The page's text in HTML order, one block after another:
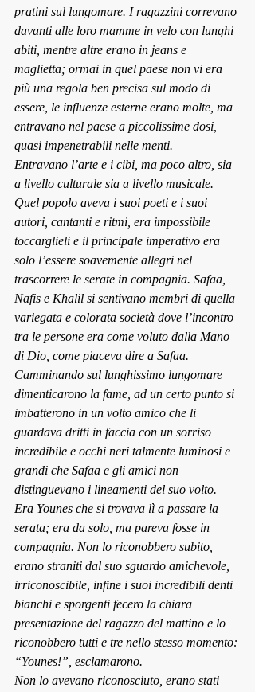
pratini sul lungomare. I ragazzini correvano
davanti alle loro mamme in velo con lunghi
abiti, mentre altre erano in jeans e
maglietta; ormai in quel paese non vi era
più una regola ben precisa sul modo di
essere, le influenze esterne erano molte, ma
entravano nel paese a piccolissime dosi,
quasi impenetrabili nelle menti.
Entravano l’arte e i cibi, ma poco altro, sia
a livello culturale sia a livello musicale.
Quel popolo aveva i suoi poeti e i suoi
autori, cantanti e ritmi, era impossibile
toccarglieli e il principale imperativo era
solo l’essere soavemente allegri nel
trascorrere le serate in compagnia. Safaa,
Nafis e Khalil si sentivano membri di quella
variegata e colorata società dove l’incontro
tra le persone era come voluto dalla Mano
di Dio, come piaceva dire a Safaa.
Camminando sul lunghissimo lungomare
dimenticarono la fame, ad un certo punto si
imbatterono in un volto amico che li
guardava dritti in faccia con un sorriso
incredibile e occhi neri talmente luminosi e
grandi che Safaa e gli amici non
distinguevano i lineamenti del suo volto.
Era Younes che si trovava lì a passare la
serata; era da solo, ma pareva fosse in
compagnia. Non lo riconobbero subito,
erano straniti dal suo sguardo amichevole,
irriconoscibile, infine i suoi incredibili denti
bianchi e sporgenti fecero la chiara
presentazione del ragazzo del mattino e lo
riconobbero tutti e tre nello stesso momento:
“Younes!”, esclamarono.
Non lo avevano riconosciuto, erano stati